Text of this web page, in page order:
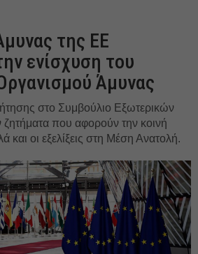
της ΕΕ
ενίσχυση του
Άμυνας
στο Συμβούλιο Εξωτερικών
που αφορούν την κοινή
και οι εξελίξεις στη Μέση Ανατολή.